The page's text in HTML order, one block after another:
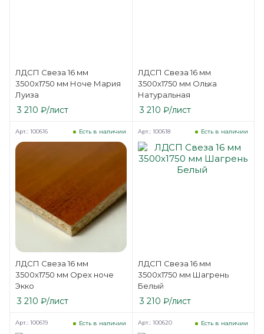
ЛДСП Свеза 16 мм
3500х1750 мм Ноче Мария
Луиза
3 210 ₽/лист
ЛДСП Свеза 16 мм
3500х1750 мм Ольха
Натуральная
3 210 ₽/лист
ЛДСП Свеза 16 мм
3500х1750 мм Орех ноче
Экко
Есть в наличии
Арт.: 100616
3 210 ₽/лист
ЛДСП Свеза 16 мм
3500х1750 мм Шагрень
Белый
Есть в наличии
Арт.: 100618
3 210 ₽/лист
Есть в наличии
Арт.: 100619 Есть в наличии
Арт.: 100620